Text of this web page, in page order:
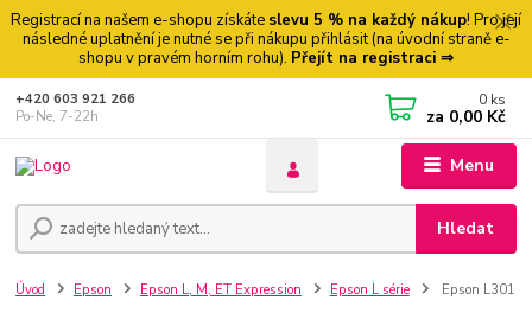
Registrací na našem e-shopu získáte slevu 5 % na každý nákup! Pro její
následné uplatnění je nutné se při nákupu přihlásit (na úvodní straně e-
shopu v pravém horním rohu). Přejít na registraci ⇒
Menu
Hledat
+420 603 921 266
Po-Ne, 7-22h
0 ks
za 0,00 Kč
Úvod Epson Epson L, M, ET Expression Epson L série Epson L301